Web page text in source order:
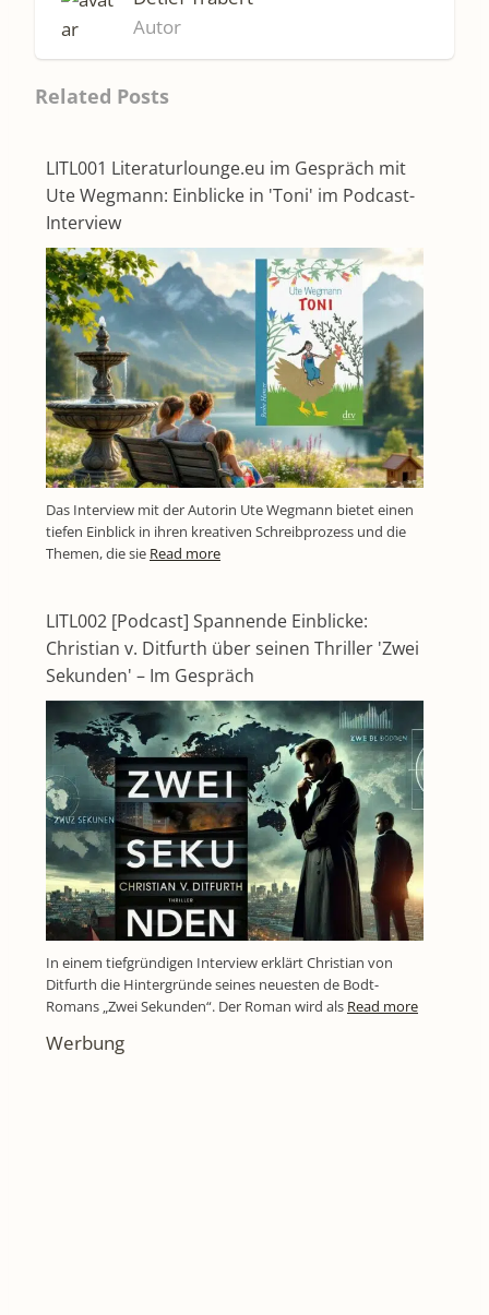
Autor
Related Posts
LITL001 Literaturlounge.eu im Gespräch mit
Ute Wegmann: Einblicke in 'Toni' im Podcast-
Interview
Das Interview mit der Autorin Ute Wegmann bietet einen
tiefen Einblick in ihren kreativen Schreibprozess und die
Themen, die sie Read more
LITL002 [Podcast] Spannende Einblicke:
Christian v. Ditfurth über seinen Thriller 'Zwei
Sekunden' – Im Gespräch
In einem tiefgründigen Interview erklärt Christian von
Ditfurth die Hintergründe seines neuesten de Bodt-
Romans „Zwei Sekunden“. Der Roman wird als Read more
Werbung